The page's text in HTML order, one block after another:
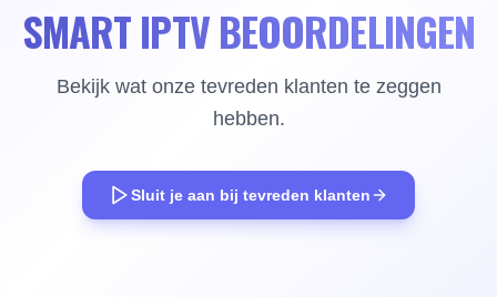
SMART IPTV BEOORDELINGEN
Bekijk wat onze tevreden klanten te zeggen
hebben.
Sluit je aan bij tevreden klanten